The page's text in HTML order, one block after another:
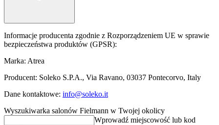
Informacje producenta zgodnie z Rozporządzeniem UE w sprawie
bezpieczeństwa produktów (GPSR):
Marka: Atrea
Producent: Soleko S.P.A., Via Ravano, 03037 Pontecorvo, Italy
Dane kontaktowe: info@soleko.it
Wyszukiwarka salonów Fielmann w Twojej okolicy
Wprowadź miejscowość lub kod